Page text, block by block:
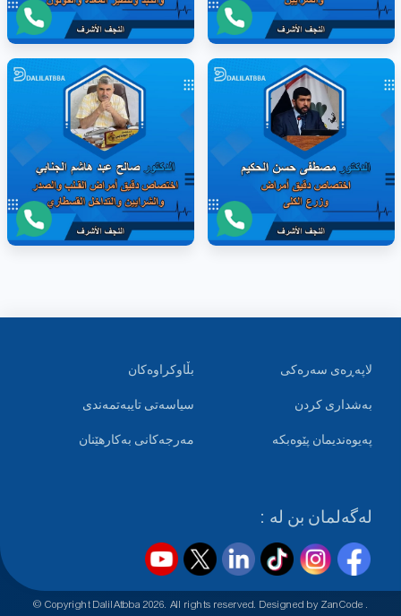
لاپەڕەی سەرەکی
بەشداری کردن
پەیوەندیمان پێوەبکە
بڵاوکراوەکان
سیاسەتی تایبەتمەندی
مەرجەکانی بەکارهێنان
لەگەلمان بن لە :
© Copyright DalilAtbba2026. All rights reserved. Designed by ZanCode .